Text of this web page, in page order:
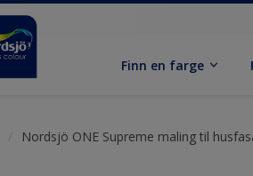
Finn en farge
Nordsjö ONE Supreme maling til